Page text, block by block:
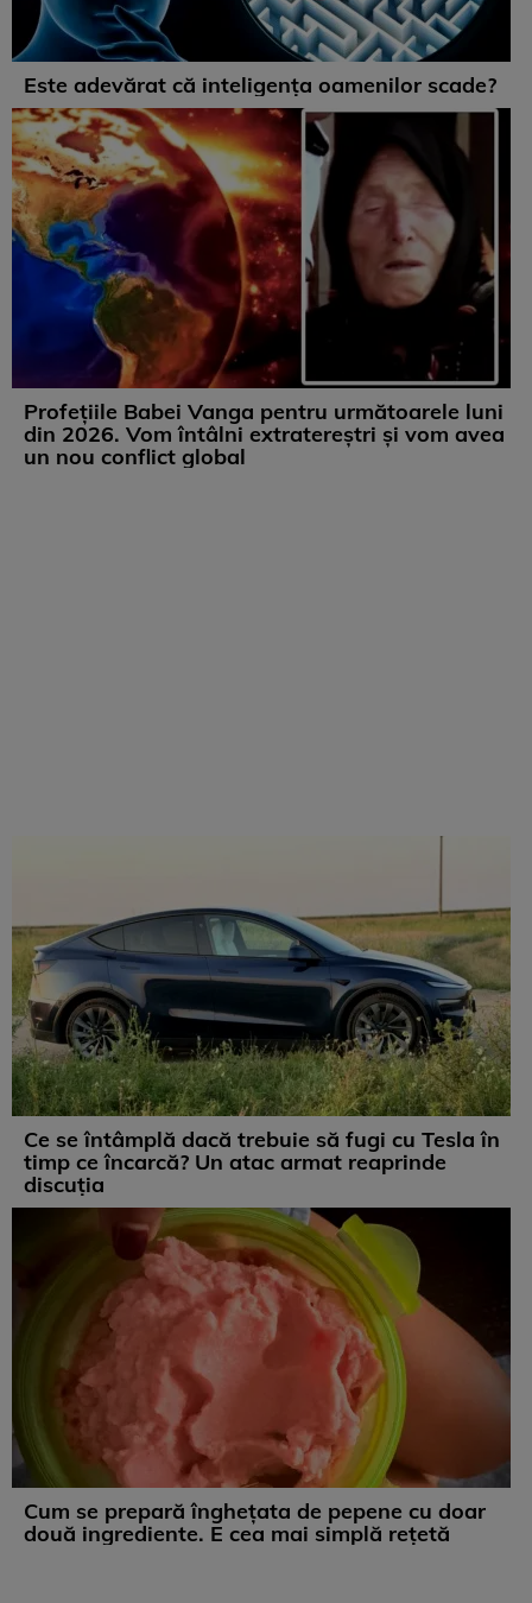
Este adevărat că inteligența oamenilor scade?
Profețiile Babei Vanga pentru următoarele luni
din 2026. Vom întâlni extratereștri și vom avea
un nou conflict global
Ce se întâmplă dacă trebuie să fugi cu Tesla în
timp ce încarcă? Un atac armat reaprinde
discuția
Cum se prepară înghețata de pepene cu doar
două ingrediente. E cea mai simplă rețetă